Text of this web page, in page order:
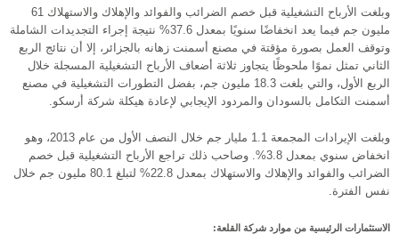
وبلغت الأرباح التشغيلية قبل خصم الضرائب والفوائد والإهلاك والاستهلاك 61
مليون جم فيما يعد انخفاضًا سنويًا بمعدل 37.6% نتيجة إجراء التجديدات الشاملة
وتوقف العمل بصورة مؤقتة في مصنع أسمنت زهانه بالجزائر، إلا أن نتائج الربع
الثاني تمثل نموًا ملحوظًا يتجاوز ثلاثة أضعاف الأرباح التشغيلية المسجلة خلال
الربع الأول، والتي بلغت 18.3 مليون جم، بفضل التطورات التشغيلية في مصنع
أسمنت التكامل بالسودان والمردود الإيجابي لإعادة هيكلة شركة أرسكو.
وبلغت الإيرادات المجمعة 1.1 مليار جم خلال النصف الأول من عام 2013، وهو
انخفاض سنوي بمعدل 3.8%. وصاحب ذلك تراجع الأرباح التشغيلية قبل خصم
الضرائب والفوائد والإهلاك والاستهلاك بمعدل 22.8% لتبلغ 80.1 مليون جم خلال
نفس الفترة.
الاستثمارات الرئيسية من موارد شركة القلعة: